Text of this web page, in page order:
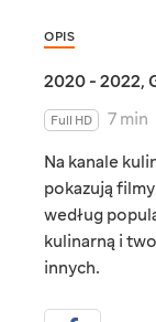
OPIS
2020 - 2022,
Full HD
7 min
Na kanale
pokazują
według
kulinarną i
innych.